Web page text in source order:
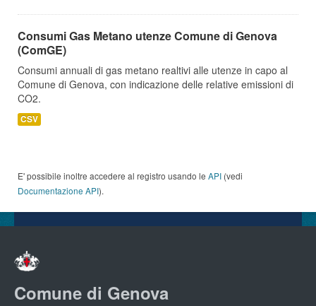
Consumi Gas Metano utenze Comune di Genova
(ComGE)
Consumi annuali di gas metano realtivi alle utenze in capo al
Comune di Genova, con indicazione delle relative emissioni di
CO2.
CSV
E' possibile inoltre accedere al registro usando le API (vedi
Documentazione API).
Comune di Genova